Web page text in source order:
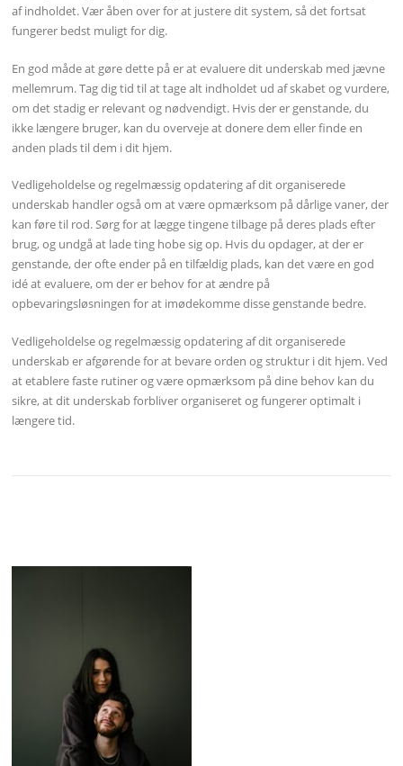
af indholdet. Vær åben over for at justere dit system, så det fortsat
fungerer bedst muligt for dig.
En god måde at gøre dette på er at evaluere dit underskab med jævne
mellemrum. Tag dig tid til at tage alt indholdet ud af skabet og vurdere,
om det stadig er relevant og nødvendigt. Hvis der er genstande, du
ikke længere bruger, kan du overveje at donere dem eller finde en
anden plads til dem i dit hjem.
Vedligeholdelse og regelmæssig opdatering af dit organiserede
underskab handler også om at være opmærksom på dårlige vaner, der
kan føre til rod. Sørg for at lægge tingene tilbage på deres plads efter
brug, og undgå at lade ting hobe sig op. Hvis du opdager, at der er
genstande, der ofte ender på en tilfældig plads, kan det være en god
idé at evaluere, om der er behov for at ændre på
opbevaringsløsningen for at imødekomme disse genstande bedre.
Vedligeholdelse og regelmæssig opdatering af dit organiserede
underskab er afgørende for at bevare orden og struktur i dit hjem. Ved
at etablere faste rutiner og være opmærksom på dine behov kan du
sikre, at dit underskab forbliver organiseret og fungerer optimalt i
længere tid.